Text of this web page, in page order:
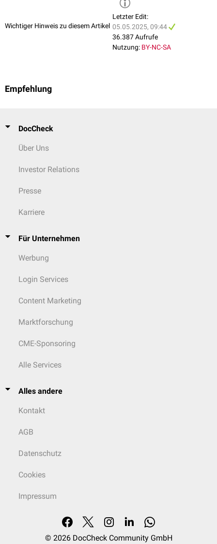
Wichtiger Hinweis zu diesem Artikel
Letzter Edit:
05.05.2025, 09:44
36.387 Aufrufe
Nutzung: BY-NC-SA
Empfehlung
DocCheck
Über Uns
Investor Relations
Presse
Karriere
Für Unternehmen
Werbung
Login Services
Content Marketing
Marktforschung
CME-Sponsoring
Alle Services
Alles andere
Kontakt
AGB
Datenschutz
Cookies
Impressum
© 2026 DocCheck Community GmbH